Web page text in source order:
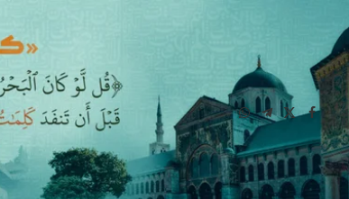
Facebook
X
(Twitter)
Telegram
WhatsApp